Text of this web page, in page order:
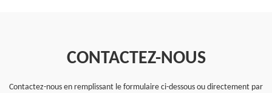
CONTACTEZ-NOUS
Contactez-nous en remplissant le formulaire ci-dessous ou directement par